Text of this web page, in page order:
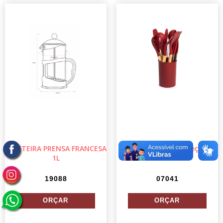
CAFETEIRA PRENSA FRANCESA
1L
19088
Kit Utensílios 12 Peças
07041